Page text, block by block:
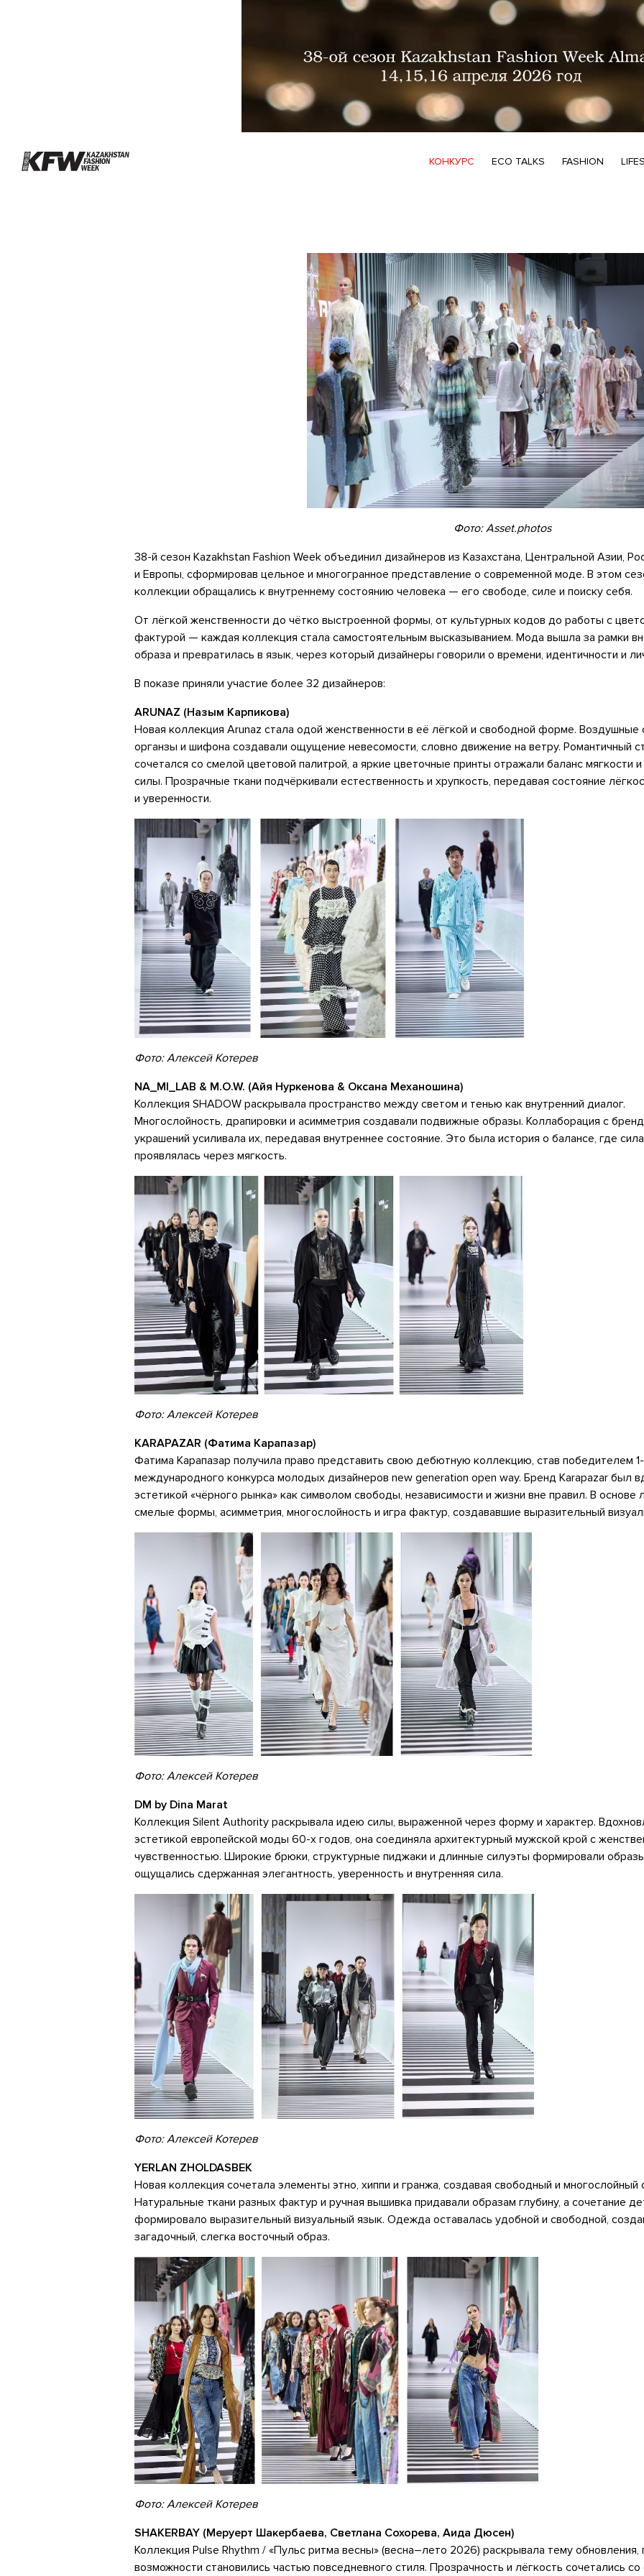
КОНКУРС ECO TALKS FASHION
Фото: Asset.photos
38-й сезон Kazakhstan Fashion Week объединил дизайнеров из Казахстана, Центральной Азии,
и Европы, сформировав цельное и многогранное представление о современной моде. В этом
коллекции обращались к внутреннему состоянию человека — его свободе, силе и поиску себя.
От лёгкой женственности до чётко выстроенной формы, от культурных кодов до работы с
фактурой — каждая коллекция стала самостоятельным высказыванием. Мода вышла за рамки
образа и превратилась в язык, через который дизайнеры говорили о времени, идентичности и
В показе приняли участие более 32 дизайнеров:
ARUNAZ (Назым Карпикова)
Новая коллекция Arunaz стала одой женственности в её лёгкой и свободной форме. Воздушные
органзы и шифона создавали ощущение невесомости, словно движение на ветру. Романтичный
сочетался со смелой цветовой палитрой, а яркие цветочные принты отражали баланс мягкости
силы. Прозрачные ткани подчёркивали естественность и хрупкость, передавая состояние
и уверенности.
Фото: Алексей Котерев
NA_MI_LAB & M.O.W. (Айя Нуркенова & Оксана Механошина)
Коллекция SHADOW раскрывала пространство между светом и тенью как внутренний диалог.
Многослойность, драпировки и асимметрия создавали подвижные образы. Коллаборация с
украшений усиливала их, передавая внутреннее состояние. Это была история о балансе, где сила
проявлялась через мягкость.
Фото: Алексей Котерев
KARAPAZAR (Фатима Карапазар)
Фатима Карапазар получила право представить свою дебютную коллекцию, став победителем
международного конкурса молодых дизайнеров new generation open way. Бренд Karapazar был
эстетикой «чёрного рынка» как символом свободы, независимости и жизни вне правил. В основе
смелые формы, асимметрия, многослойность и игра фактур, создававшие выразительный
Фото: Алексей Котерев
DM by Dina Marat
Коллекция Silent Authority раскрывала идею силы, выраженной через форму и характер.
эстетикой европейской моды 60-х годов, она соединяла архитектурный мужской крой с
чувственностью. Широкие брюки, структурные пиджаки и длинные силуэты формировали
ощущались сдержанная элегантность, уверенность и внутренняя сила.
Фото: Алексей Котерев
YERLAN ZHOLDASBEK
Новая коллекция сочетала элементы этно, хиппи и гранжа, создавая свободный и многослойный
Натуральные ткани разных фактур и ручная вышивка придавали образам глубину, а сочетание
формировало выразительный визуальный язык. Одежда оставалась удобной и свободной,
загадочный, слегка восточный образ.
Фото: Алексей Котерев
SHAKERBAY (Меруерт Шакербаева, Светлана Сохорева, Аида Дюсен)
Коллекция Pulse Rhythm / «Пульс ритма весны» (весна–лето 2026) раскрывала тему обновления,
возможности становились частью повседневного стиля. Прозрачность и лёгкость сочетались со